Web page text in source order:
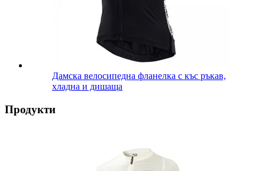
Дамска велосипедна фланелка с къс ръкав,
хладна и дишаща
Продукти